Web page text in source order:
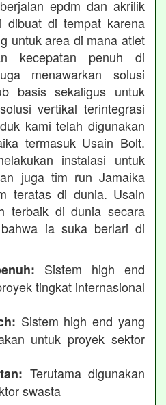
epdm dan akrilik
dibuat di tempat karena
untuk area di mana atlet
kecepatan penuh di
menawarkan solusi
basis sekaligus untuk
vertikal terintegrasi
kami telah digunakan
termasuk Usain Bolt.
instalasi untuk
juga tim run Jamaika
teratas di dunia. Usain
terbaik di dunia secara
ia suka berlari di
Sistem high end
tingkat internasional
Sistem high end yang
untuk proyek sektor
Terutama digunakan
swasta